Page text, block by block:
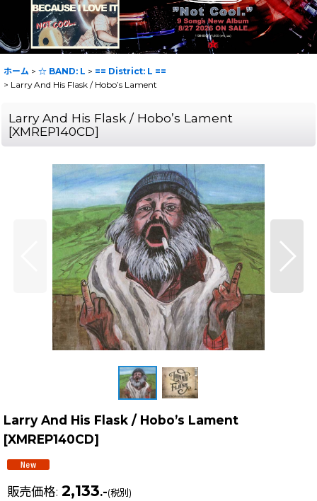
ホーム > ☆ BAND: L > == District: L ==
> Larry And His Flask / Hobo’s Lament
Larry And His Flask / Hobo’s Lament
[XMREP140CD]
Larry And His Flask / Hobo’s Lament
[XMREP140CD]
販売価格: 2,133.-(税別)